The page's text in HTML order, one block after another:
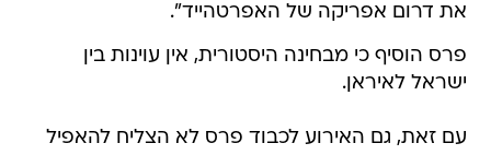
את דרום אפריקה של האפרטהייד".
פרס הוסיף כי מבחינה היסטורית, אין עוינות בין
ישראל לאיראן.
עם זאת, גם האירוע לכבוד פרס לא הצליח להאפיל